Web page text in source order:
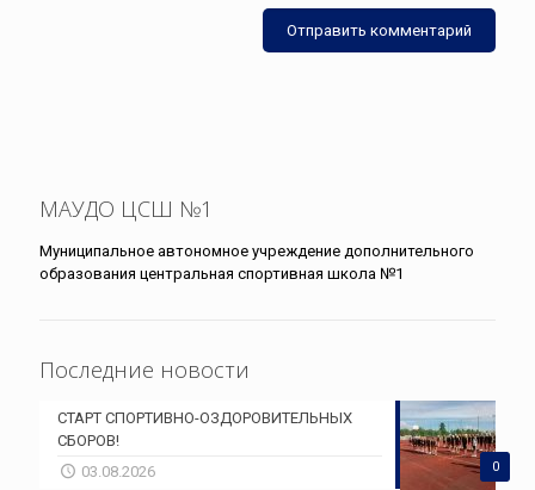
МАУДО ЦСШ №1
Муниципальное автономное учреждение дополнительного
образования центральная спортивная школа №1
Последние новости
0
СТАРТ СПОРТИВНО-ОЗДОРОВИТЕЛЬНЫХ
СБОРОВ!
03.08.2026